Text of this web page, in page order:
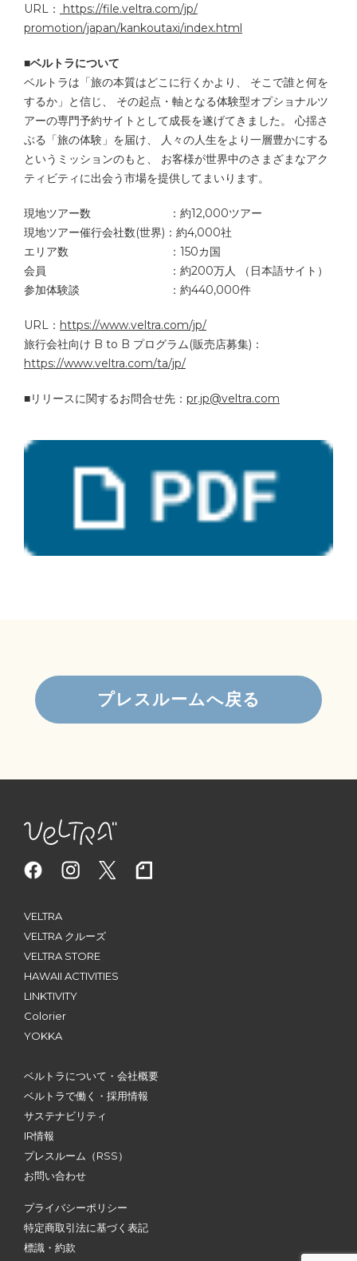
URL：
https://file.veltra.com/jp/
promotion/japan/kankoutaxi/index.html
■ベルトラについて
ベルトラは「旅の本質はどこに行くかより、 そこで誰と何を
するか」と信じ、 その起点・ 軸となる体験型オプショナルツ
アーの専門予約サイトとして成長を遂げてきました。 心揺さ
ぶる「旅の体験」を届け、 人々の人生をより一層豊かにする
というミッションのもと、 お客様が世界中のさまざまなアク
ティビティに出会う市場を提供してまいります。
現地ツアー数 ：約12,000ツアー
現地ツアー催行会社数(世界)：約4,000社
エリア数 ：150カ国
会員 ：約200万人 （日本語サイト）
参加体験談 ：約440,000件
URL： https://www.veltra.com/jp/
旅行会社向け B to B プログラム(販売店募集)：
https://www.veltra.com/ta/jp/
■リリースに関するお問合せ先： pr.jp@veltra.com
プレスルームへ戻る
VELTRA
VELTRA クルーズ
VELTRA STORE
HAWAII ACTIVITIES
LINKTIVITY
Colorier
YOKKA
ベルトラについて・会社概要
ベルトラで働く・採用情報
サステナビリティ
IR情報
プレスルーム （RSS）
お問い合わせ
プライバシーポリシー
特定商取引法に基づく表記
標識・約款